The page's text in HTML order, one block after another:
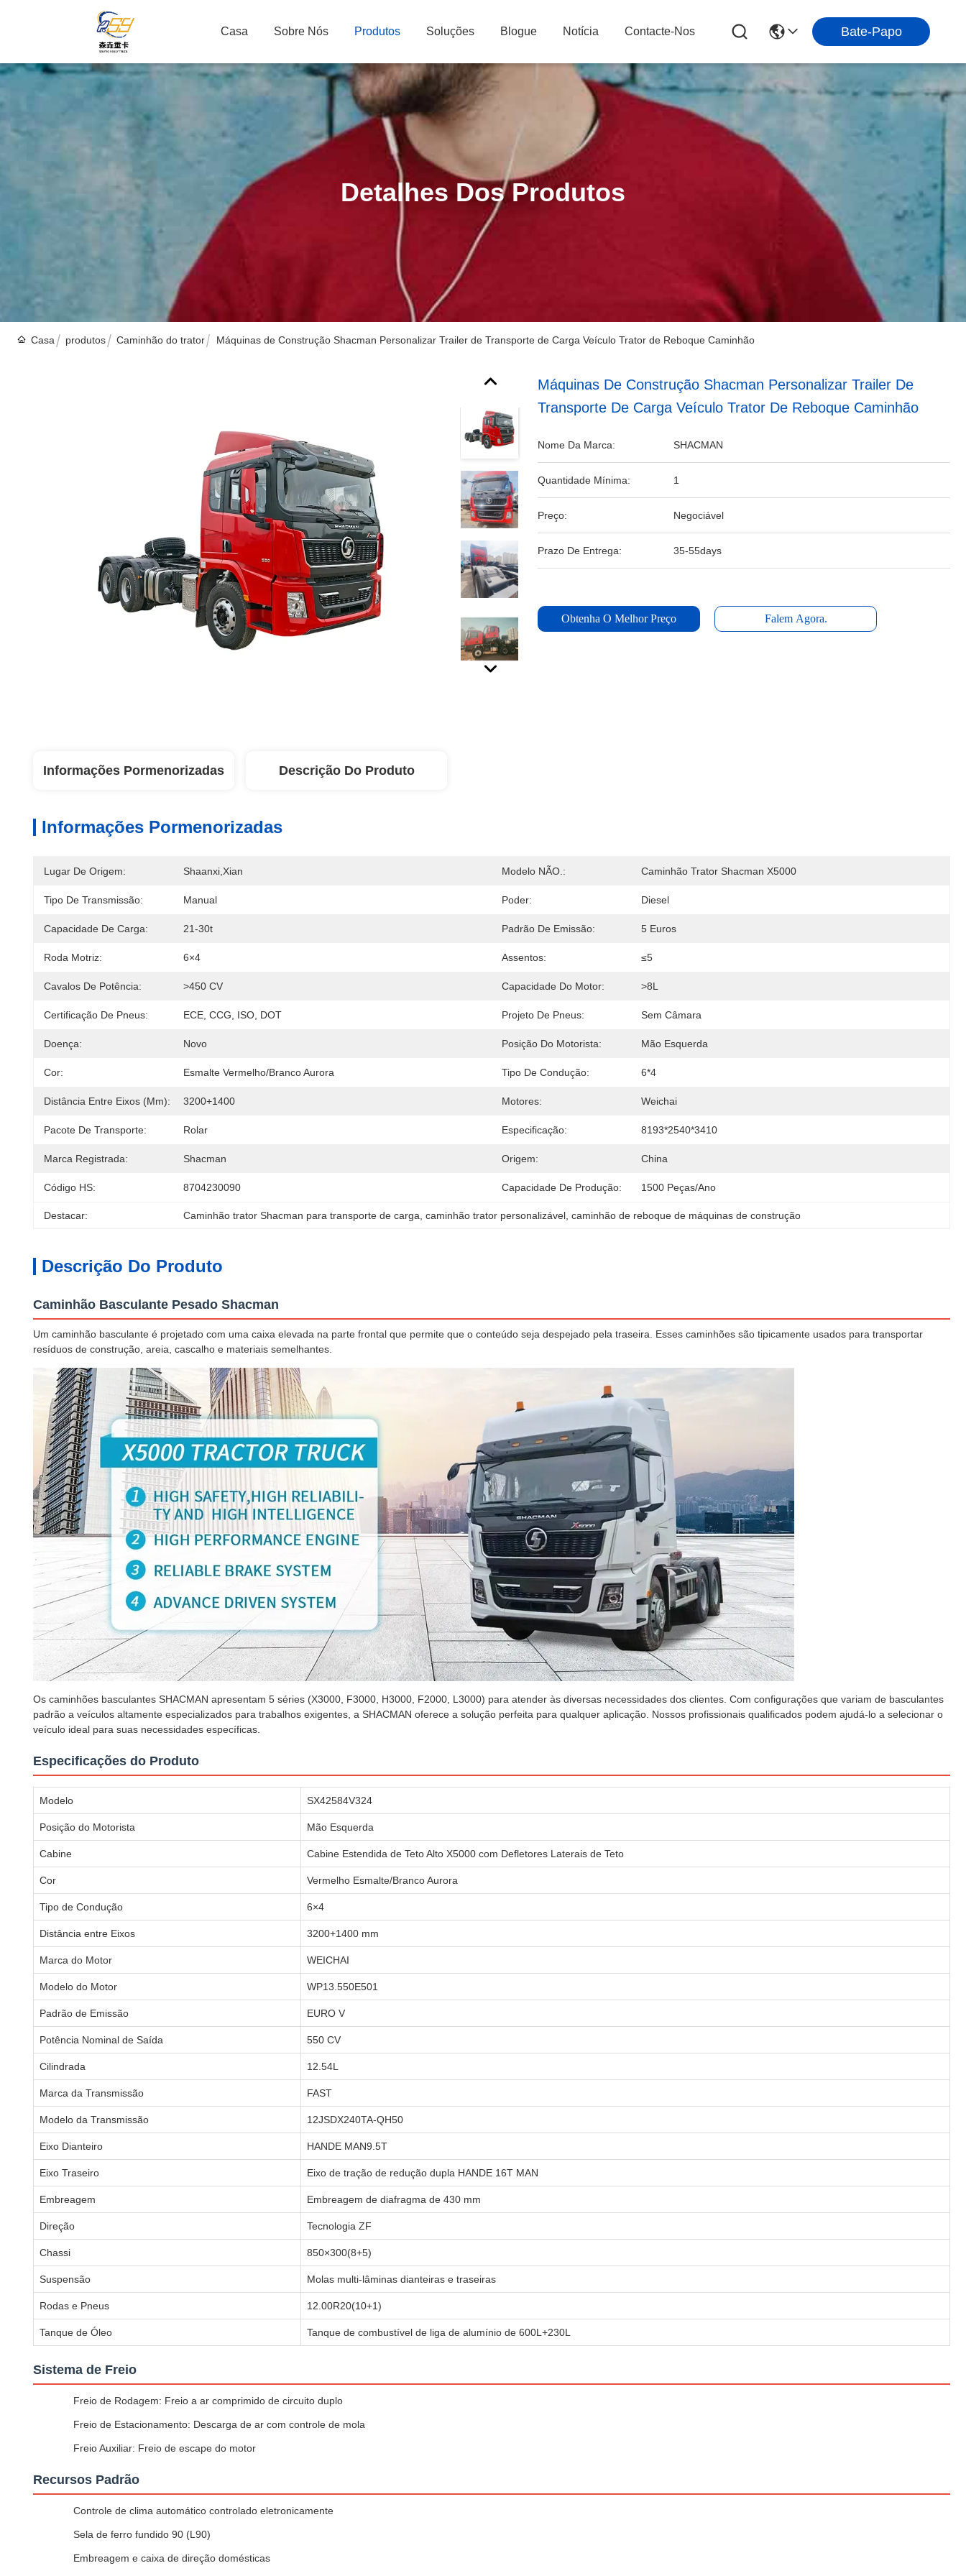
Casa Sobre Nós Produtos Soluções Blogue Notícia Contacte-Nos Bate-Papo
Detalhes Dos Produtos
Casa produtos Caminhão do trator Máquinas de Construção Shacman Personalizar Trailer de Transporte de Carga Veículo Trator de Reboque Caminhão
Máquinas De Construção Shacman Personalizar Trailer De
Transporte De Carga Veículo Trator De Reboque Caminhão
Nome Da Marca: SHACMAN
Quantidade Mínima: 1
Preço: Negociável
Prazo De Entrega: 35-55days
Obtenha O Melhor Preço Falem Agora.
Informações Pormenorizadas Descrição Do Produto
Informações Pormenorizadas
Lugar De Origem: Shaanxi,Xian Modelo NÃO.: Caminhão Trator Shacman X5000
Tipo De Transmissão: Manual Poder: Diesel
Capacidade De Carga: 21-30t Padrão De Emissão: 5 Euros
Roda Motriz: 6×4 Assentos: ≤5
Cavalos De Potência: >450 CV Capacidade Do Motor: >8L
Certificação De Pneus: ECE, CCG, ISO, DOT Projeto De Pneus: Sem Câmara
Doença: Novo Posição Do Motorista: Mão Esquerda
Cor: Esmalte Vermelho/Branco Aurora Tipo De Condução: 6*4
Distância Entre Eixos (mm): 3200+1400 Motores: Weichai
Pacote De Transporte: Rolar Especificação: 8193*2540*3410
Marca Registrada: Shacman Origem: China
Código HS: 8704230090 Capacidade De Produção: 1500 Peças/ano
Destacar: Caminhão trator Shacman para transporte de carga caminhão trator personalizável caminhão de reboque de máquinas de construção
Descrição Do Produto
Caminhão Basculante Pesado Shacman
Um caminhão basculante é projetado com uma caixa elevada na parte frontal que permite que o conteúdo seja despejado pela traseira. Esses caminhões são tipicamente usados para transportar
resíduos de construção, areia, cascalho e materiais semelhantes.
Os caminhões basculantes SHACMAN apresentam 5 séries (X3000, F3000, H3000, F2000, L3000) para atender às diversas necessidades dos clientes. Com configurações que variam de basculantes
padrão a veículos altamente especializados para trabalhos exigentes, a SHACMAN oferece a solução perfeita para qualquer aplicação. Nossos profissionais qualificados podem ajudá-lo a selecionar o
veículo ideal para suas necessidades específicas.
Especificações do Produto
Modelo SX42584V324
Posição do Motorista Mão Esquerda
Cabine Cabine Estendida de Teto Alto X5000 com Defletores Laterais de Teto
Cor Vermelho Esmalte/Branco Aurora
Tipo de Condução 6×4
Distância entre Eixos 3200+1400 mm
Marca do Motor WEICHAI
Modelo do Motor WP13.550E501
Padrão de Emissão EURO V
Potência Nominal de Saída 550 CV
Cilindrada 12.54L
Marca da Transmissão FAST
Modelo da Transmissão 12JSDX240TA-QH50
Eixo Dianteiro HANDE MAN9.5T
Eixo Traseiro Eixo de tração de redução dupla HANDE 16T MAN
Embreagem Embreagem de diafragma de 430 mm
Direção Tecnologia ZF
Chassi 850×300(8+5)
Suspensão Molas multi-lâminas dianteiras e traseiras
Rodas e Pneus 12.00R20(10+1)
Tanque de Óleo Tanque de combustível de liga de alumínio de 600L+230L
Sistema de Freio
Freio de Rodagem: Freio a ar comprimido de circuito duplo
Freio de Estacionamento: Descarga de ar com controle de mola
Freio Auxiliar: Freio de escape do motor
Recursos Padrão
Controle de clima automático controlado eletronicamente
Sela de ferro fundido 90 (L90)
Embreagem e caixa de direção domésticas